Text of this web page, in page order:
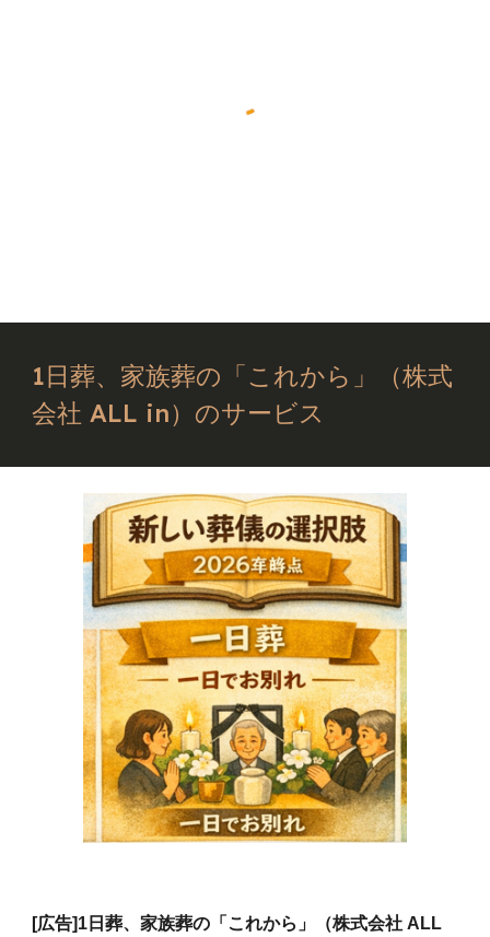
1日葬、家族葬の「これから」（株式
会社 ALL in）のサービス
[広告]1日葬、家族葬の「これから」（株式会社 ALL